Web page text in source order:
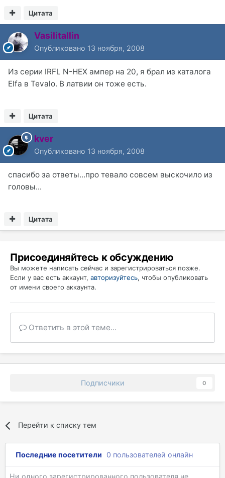
Цитата
Vasilitallin
Опубликовано 13 ноября, 2008
Из серии IRFL N-HEX ампер на 20, я брал из каталога
Elfa в Tevalo. В латвии он тоже есть.
Цитата
kver
Опубликовано 13 ноября, 2008
спасибо за ответы...про тевало совсем выскочило из
головы...
Цитата
Присоединяйтесь к обсуждению
Вы можете написать сейчас и зарегистрироваться позже.
Если у вас есть аккаунт, авторизуйтесь, чтобы опубликовать
от имени своего аккаунта.
Ответить в этой теме...
Подписчики 0
Перейти к списку тем
Последние посетители 0 пользователей онлайн